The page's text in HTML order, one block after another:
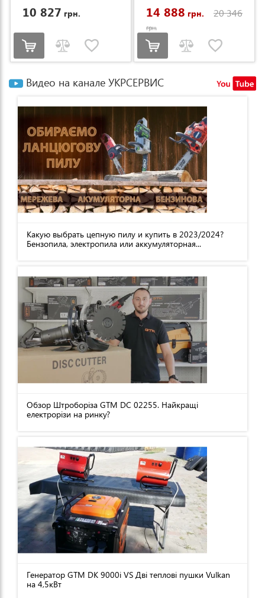
10 827 грн. 14 888 грн. 20 346
грн.
Видео на канале УКРСЕРВИС
Какую выбрать цепную пилу и купить в 2023/2024?
Бензопила, электропила или аккумуляторная...
Обзор Штроборіза GTM DC 02255. Найкращі
електрорізи на ринку?
Генератор GTM DK 9000i VS Дві теплові пушки Vulkan
на 4,5кВт